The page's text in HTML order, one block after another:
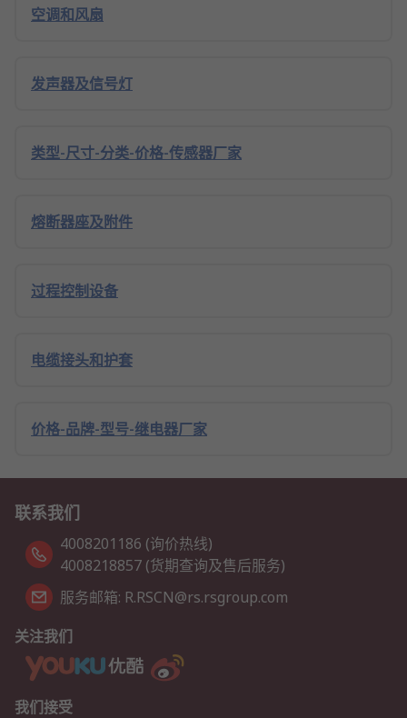
空调和风扇
发声器及信号灯
类型-尺寸-分类-价格-传感器厂家
熔断器座及附件
过程控制设备
电缆接头和护套
价格-品牌-型号-继电器厂家
联系我们
4008201186 (询价热线)
4008218857 (货期查询及售后服务)
服务邮箱: R.RSCN@rs.rsgroup.com
关注我们
我们接受